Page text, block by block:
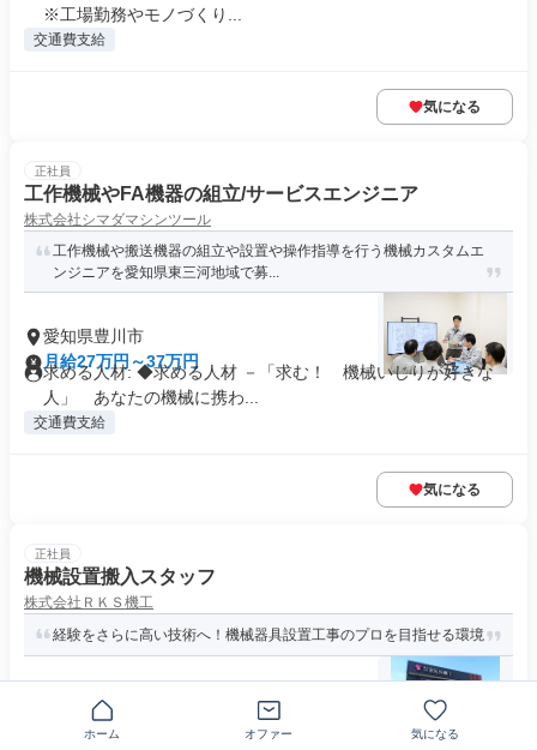
※工場勤務やモノづくり...
交通費支給
気になる
正社員
工作機械やFA機器の組立/サービスエンジニア
株式会社シマダマシンツール
工作機械や搬送機器の組立や設置や操作指導を行う機械カスタムエ
ンジニアを愛知県東三河地域で募...
愛知県豊川市
月給27万円～37万円
求める人材: ◆求める人材 －「求む！ 機械いじりが好きな
人」 あなたの機械に携わ...
交通費支給
気になる
正社員
機械設置搬入スタッフ
株式会社ＲＫＳ機工
経験をさらに高い技術へ！機械器具設置工事のプロを目指せる環境
〒491-0827愛知県一宮市三ツ井
月給35万円以上
求めている人材 ＼搬入・据付の経験を、さらに高い技術へ／
ホーム オファー 気になる